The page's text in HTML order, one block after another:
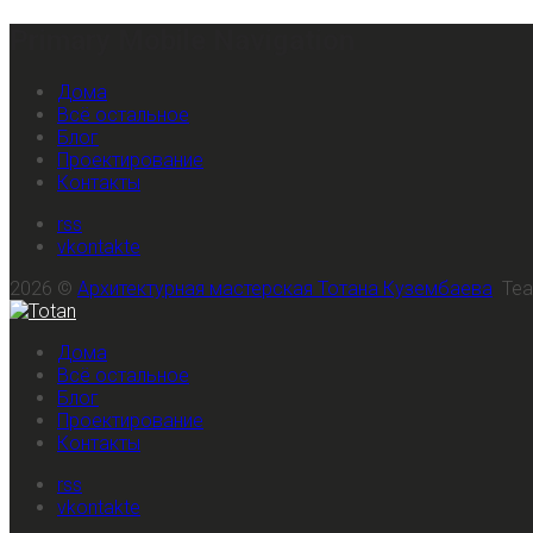
Дома
Всё остальное
Блог
Проектирование
Контакты
rss
vkontakte
2026 © Архитектурная мастерская Тотана Кузембаева
Дома
Всё остальное
Блог
Проектирование
Контакты
rss
vkontakte